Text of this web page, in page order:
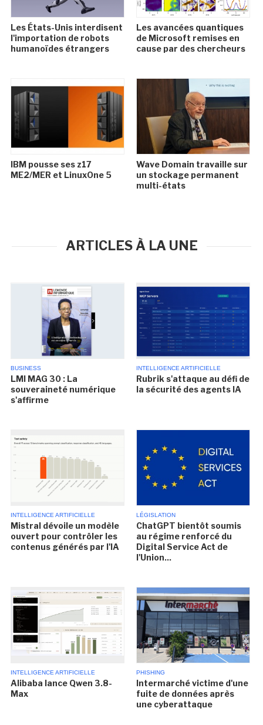
Les États-Unis interdisent
l'importation de robots
humanoïdes étrangers
Les avancées quantiques
de Microsoft remises en
cause par des chercheurs
IBM pousse ses z17
ME2/MER et LinuxOne 5
Wave Domain travaille sur
un stockage permanent
multi-états
ARTICLES À LA UNE
BUSINESS
LMI MAG 30 : La
souveraineté numérique
s'affirme
INTELLIGENCE ARTIFICIELLE
Rubrik s'attaque au défi de
la sécurité des agents IA
INTELLIGENCE ARTIFICIELLE
Mistral dévoile un modèle
ouvert pour contrôler les
contenus générés par l'IA
LÉGISLATION
ChatGPT bientôt soumis
au régime renforcé du
Digital Service Act de
l'Union...
INTELLIGENCE ARTIFICIELLE
Alibaba lance Qwen 3.8-
Max
PHISHING
Intermarché victime d'une
fuite de données après
une cyberattaque